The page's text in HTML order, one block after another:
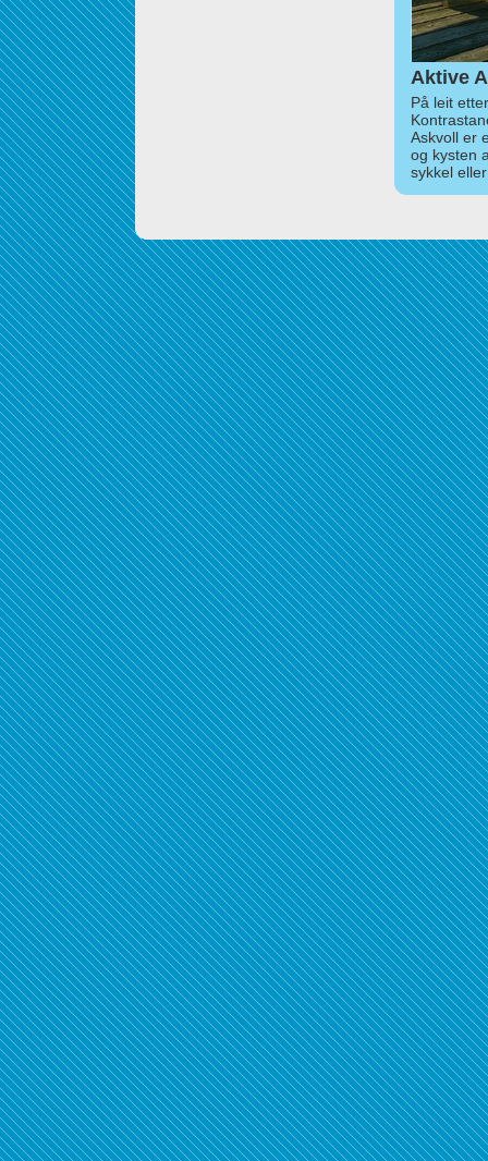
Aktive
På leit
Askvoll er
og kysten
sykkel